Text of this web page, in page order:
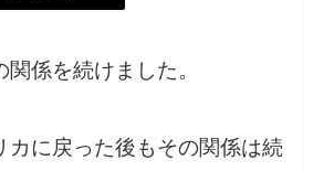
係を続けました。
カに戻った後もその関係は続